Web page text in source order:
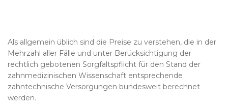
Als allgemein üblich sind die Preise zu verstehen, die in der
Mehrzahl aller Fälle und unter Berücksichtigung der
rechtlich gebotenen Sorgfaltspflicht für den Stand der
zahnmedizinischen Wissenschaft entsprechende
zahntechnische Versorgungen bundesweit berechnet
werden.